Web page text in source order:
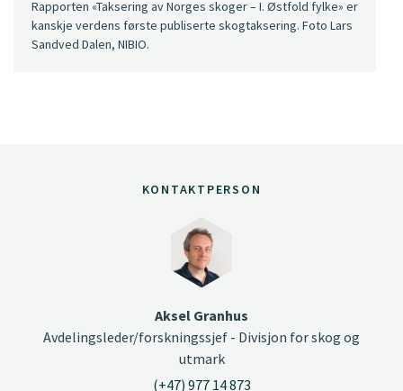
Rapporten «Taksering av Norges skoger – I. Østfold fylke» er
kanskje verdens første publiserte skogtaksering. Foto Lars
Sandved Dalen, NIBIO.
KONTAKTPERSON
Aksel Granhus
Avdelingsleder/forskningssjef - Divisjon for skog og
utmark
(+47) 977 14 873